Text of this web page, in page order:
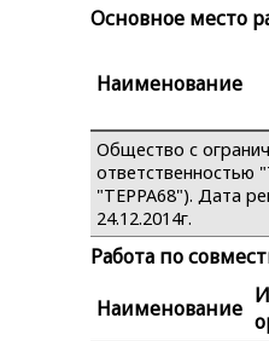
Основное место
Наименование
Общество с
"ТЕРРА68"). Дата
24.12.2014г.
Работа по
Наименование